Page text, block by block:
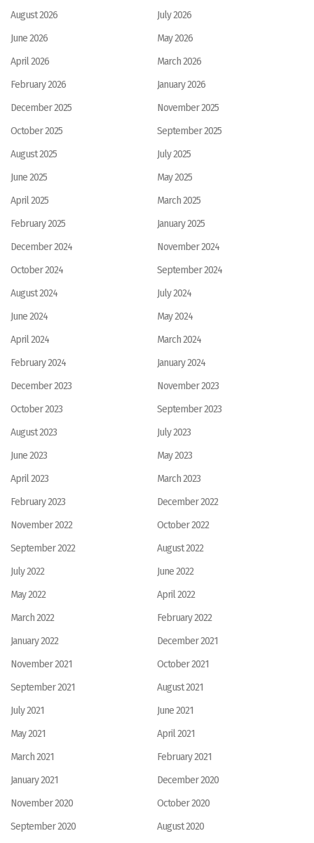
August 2026
July 2026
June 2026
May 2026
April 2026
March 2026
February 2026
January 2026
December 2025
November 2025
October 2025
September 2025
August 2025
July 2025
June 2025
May 2025
April 2025
March 2025
February 2025
January 2025
December 2024
November 2024
October 2024
September 2024
August 2024
July 2024
June 2024
May 2024
April 2024
March 2024
February 2024
January 2024
December 2023
November 2023
October 2023
September 2023
August 2023
July 2023
June 2023
May 2023
April 2023
March 2023
February 2023
December 2022
November 2022
October 2022
September 2022
August 2022
July 2022
June 2022
May 2022
April 2022
March 2022
February 2022
January 2022
December 2021
November 2021
October 2021
September 2021
August 2021
July 2021
June 2021
May 2021
April 2021
March 2021
February 2021
January 2021
December 2020
November 2020
October 2020
September 2020
August 2020